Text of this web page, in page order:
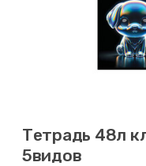
Тетрадь 48л
5видов